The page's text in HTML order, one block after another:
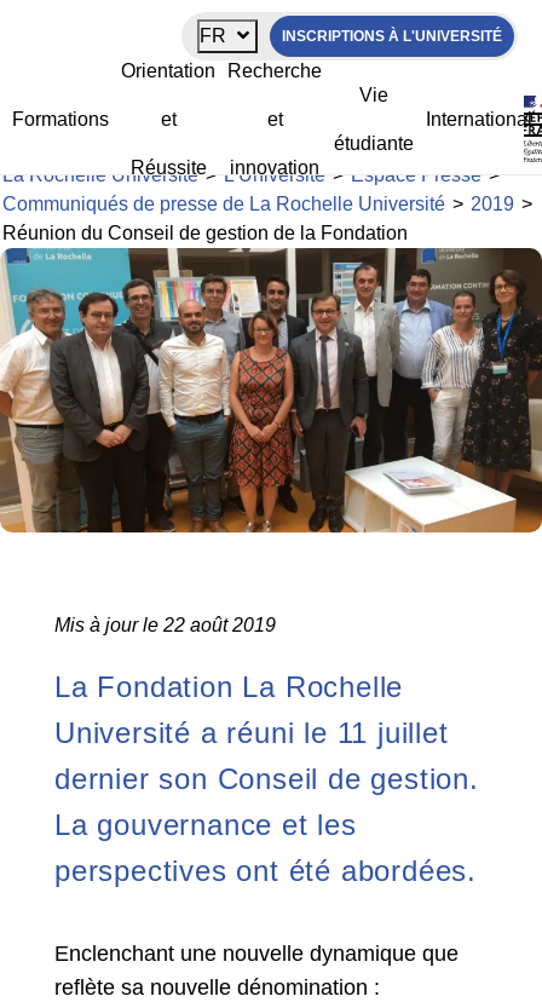
FR INSCRIPTIONS À L'UNIVERSITÉ
Formations
Orientation
et
Réussite
Recherche
et
innovation
Vie
étudiante
International
Réunion du Conseil de gestion de la
Fondation
La Rochelle Université> L’Université > Espace Presse >
Communiqués de presse de La Rochelle Université > 2019 >
Réunion du Conseil de gestion de la Fondation
Mis à jour le 22 août 2019
La Fondation La Rochelle
Université a réuni le 11 juillet
dernier son Conseil de gestion.
La gouvernance et les
perspectives ont été abordées.
Enclenchant une nouvelle dynamique que
reflète sa nouvelle dénomination :
Panneau de gestion des cookies